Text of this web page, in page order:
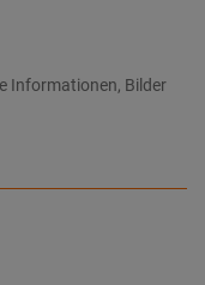
Informationen, Bilder